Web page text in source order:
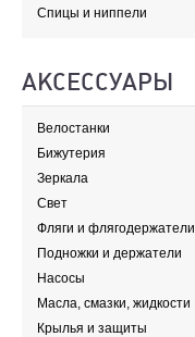
Спицы и ниппели
АКСЕССУАРЫ
Велостанки
Бижутерия
Зеркала
Свет
Фляги и флягодержатели
Подножки и держатели
Насосы
Масла, смазки, жидкости
Крылья и защиты